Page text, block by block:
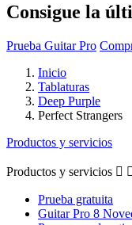
Consigue la
Prueba Guitar Pro
Inicio
Tablaturas
Deep Purple
Perfect Strangers
Productos y servicios
Productos y servicios  
Prueba gratuita
Guitar Pro 8